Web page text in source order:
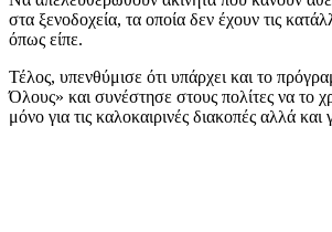
στα ξενοδοχεία, τα οποία δεν έχουν τις
όπως είπε.
Τέλος, υπενθύμισε ότι υπάρχει και το
Όλους» και συνέστησε στους πολίτες να το
μόνο για τις καλοκαιρινές διακοπές αλλά και